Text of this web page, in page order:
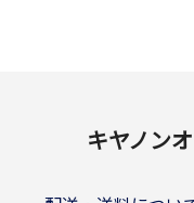
キヤノン